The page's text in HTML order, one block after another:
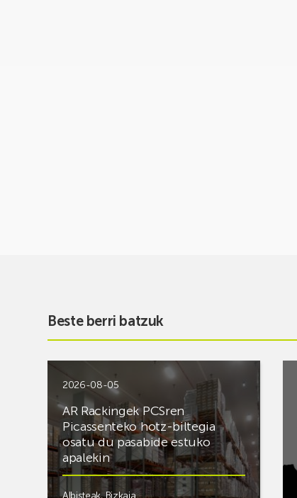
Beste berri batzuk
2026-08-05
AR Rackingek PCSren
Picassenteko hotz-biltegia
osatu du pasabide estuko
apalekin
Albisteak,Bizkaia